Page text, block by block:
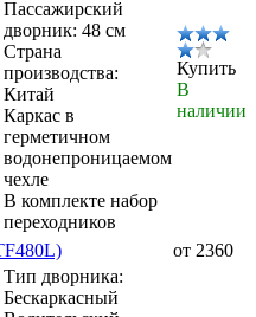
Пассажирский
дворник: 48 см
Страна
производства:
Китай
Каркас в
герметичном
водонепроницаемом
чехле
В комплекте набор
переходников
Купить
В
наличии
от 2360
Тип дворника:
Бескаркасный